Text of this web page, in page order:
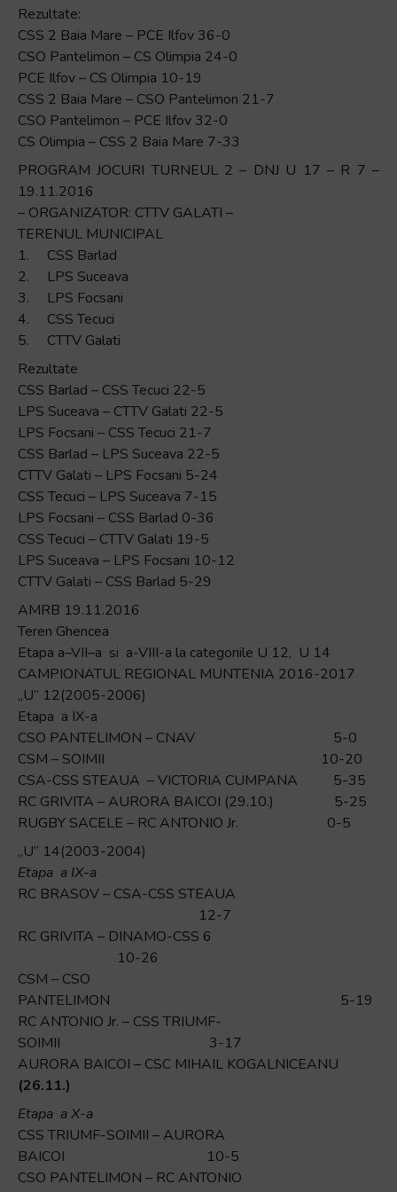
Rezultate:
CSS 2 Baia Mare – PCE Ilfov 36-0
CSO Pantelimon – CS Olimpia 24-0
PCE Ilfov – CS Olimpia 10-19
CSS 2 Baia Mare – CSO Pantelimon 21-7
CSO Pantelimon – PCE Ilfov 32-0
CS Olimpia – CSS 2 Baia Mare 7-33
PROGRAM JOCURI TURNEUL 2 – DNJ U 17 – R 7 –
19.11.2016
– ORGANIZATOR: CTTV GALATI –
TERENUL MUNICIPAL
1. CSS Barlad
2. LPS Suceava
3. LPS Focsani
4. CSS Tecuci
5. CTTV Galati
Rezultate
CSS Barlad – CSS Tecuci 22-5
LPS Suceava – CTTV Galati 22-5
LPS Focsani – CSS Tecuci 21-7
CSS Barlad – LPS Suceava 22-5
CTTV Galati – LPS Focsani 5-24
CSS Tecuci – LPS Suceava 7-15
LPS Focsani – CSS Barlad 0-36
CSS Tecuci – CTTV Galati 19-5
LPS Suceava – LPS Focsani 10-12
CTTV Galati – CSS Barlad 5-29
AMRB 19.11.2016
Teren Ghencea
Etapa a–VII–a si a-VIII-a la categoriile U 12, U 14
CAMPIONATUL REGIONAL MUNTENIA 2016-2017
„U” 12(2005-2006)
Etapa a IX-a
CSO PANTELIMON – CNAV 5-0
CSM – SOIMII 10-20
CSA-CSS STEAUA – VICTORIA CUMPANA 5-35
RC GRIVITA – AURORA BAICOI (29.10.) 5-25
RUGBY SACELE – RC ANTONIO Jr. 0-5
„U” 14(2003-2004)
Etapa a IX-a
RC BRASOV – CSA-CSS STEAUA
12-7
RC GRIVITA – DINAMO-CSS 6
10-26
CSM – CSO
PANTELIMON 5-19
RC ANTONIO Jr. – CSS TRIUMF-
SOIMII 3-17
AURORA BAICOI – CSC MIHAIL KOGALNICEANU
(26.11.)
Etapa a X-a
CSS TRIUMF-SOIMII – AURORA
BAICOI 10-5
CSO PANTELIMON – RC ANTONIO